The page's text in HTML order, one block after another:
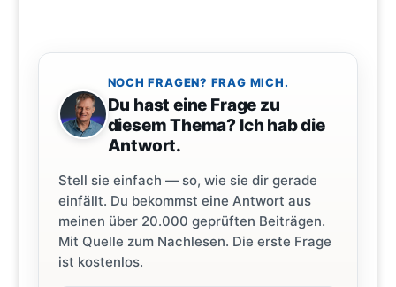
NOCH FRAGEN? FRAG MICH.
Du hast eine Frage zu
diesem Thema? Ich hab die
Antwort.
Stell sie einfach — so, wie sie dir gerade
einfällt. Du bekommst eine Antwort aus
meinen über 20.000 geprüften Beiträgen.
Mit Quelle zum Nachlesen. Die erste Frage
ist kostenlos.